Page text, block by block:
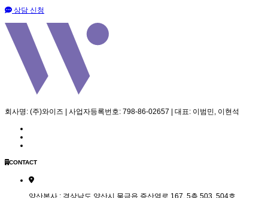
상담 신청
회사명: (주)와이즈 | 사업자등록번호: 798-86-02657 | 대표: 이범민, 이현석
CONTACT
양산본사 : 경상남도 양산시 물금읍 증산역로 167, 5층 503, 504호